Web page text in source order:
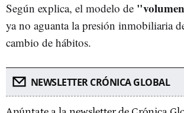
Según explica, el modelo de
ya no aguanta la presión inmobiliaria
cambio de hábitos.
NEWSLETTER CRÓNICA GLOBAL